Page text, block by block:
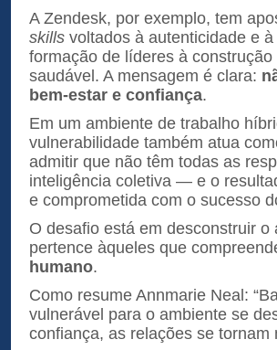
A Zendesk, por exemplo, tem
skills voltados à autenticidade e
formação de líderes à
saudável. A mensagem é clara:
bem-estar e confiança.
Em um ambiente de trabalho
vulnerabilidade também atua
admitir que não têm todas as
inteligência coletiva — e o
e comprometida com o sucesso
O desafio está em desconstruir o
pertence àqueles que
humano.
Como resume Annmarie Neal:
vulnerável para o ambiente se
confiança, as relações se tornam